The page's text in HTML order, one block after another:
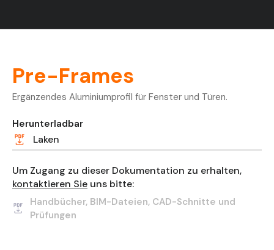
Pre-Frames
Ergänzendes Aluminiumprofil für Fenster und Türen.
Herunterladbar
Laken
Um Zugang zu dieser Dokumentation zu erhalten,
kontaktieren Sie uns bitte:
Handbücher, BIM-Dateien, CAD-Schnitte und
Prüfungen